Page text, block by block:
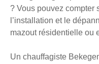
? Vous pouvez compter
l’installation et le
mazout résidentielle ou
Un chauffagiste